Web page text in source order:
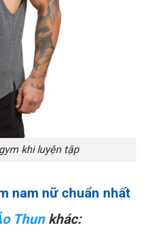
khi luyện tập
nam nữ chuẩn nhất
Thunkhác: